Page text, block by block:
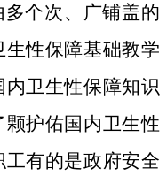
个次、广铺盖的
性保障基础教学
卫生性保障知识
护佑国内卫生性
工有的是政府安全